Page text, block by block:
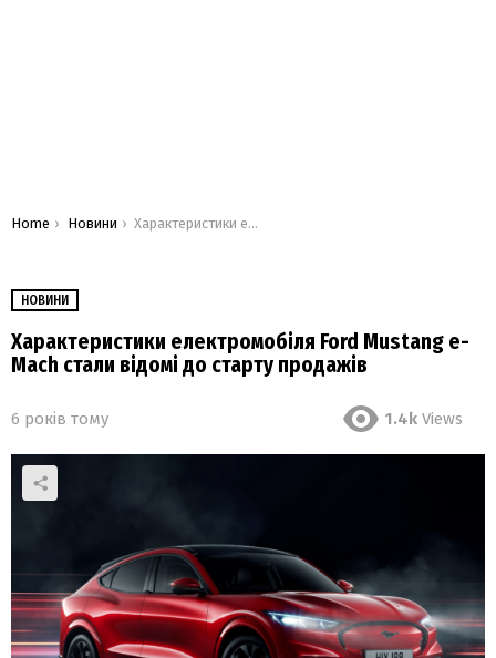
You are here:
Home Новини Характеристики електромобіля Ford Mustang e-Mach стали відомі до старту продажів
НОВИНИ
Характеристики електромобіля Ford Mustang e-
Mach стали відомі до старту продажів
6 років тому 1.4k Views